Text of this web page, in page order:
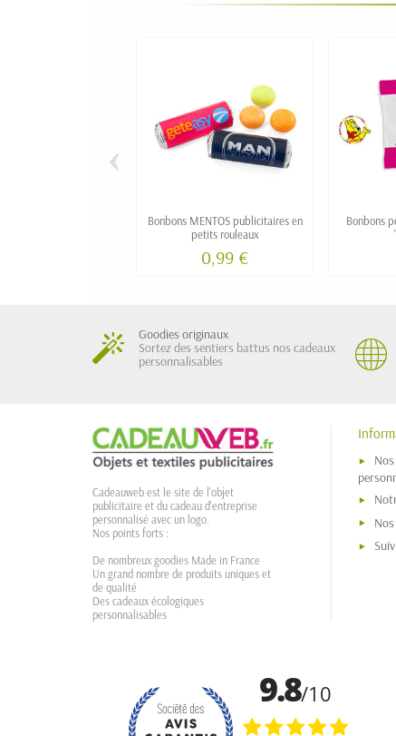
Bonbons MENTOS publicitaires en
petits rouleaux
0,99 €
Bonbons
‹
Goodies originaux
Sortez des sentiers battus nos cadeaux
personnalisables
Cadeauweb est le site de l'objet
publicitaire et du cadeau d'entreprise
personnalisé avec un logo.
Nos points forts :
De nombreux goodies Made in France
Un grand nombre de produits uniques et
de qualité
Des cadeaux écologiques
personnalisables